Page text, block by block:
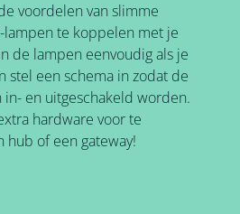
voordelen van slimme
te koppelen met je
de lampen eenvoudig als je
stel een schema in zodat de
en uitgeschakeld worden.
hardware voor te
hub of een gateway!